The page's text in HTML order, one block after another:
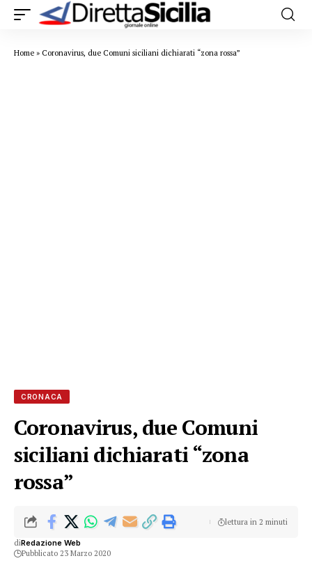
Home » Coronavirus, due Comuni siciliani dichiarati “zona rossa”
CRONACA
Coronavirus, due Comuni
siciliani dichiarati “zona
rossa”
diRedazione Web
Pubblicato 23 Marzo 2020
lettura in 2 minuti